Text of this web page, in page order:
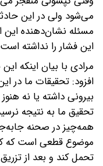
می‌شود ولی در این
مسئله نشان‌دهنده
این فشار را نداشته
مرادی با بیان اینکه
افزود: تحقیقات ما در
بیرونی داشته یا نه
تحقیق ما به نتیجه
همه‌چیز در صحنه
موضوع قطعی است که
تحمل کند و بعد از